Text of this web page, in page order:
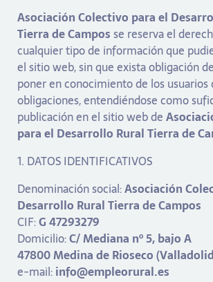
Asociación Colectivo para el
Tierra de Camposse reserva el
cualquier tipo de información que
el sitio web, sin que exista obligación
poner en conocimiento de los usuarios
obligaciones, entendiéndose como
publicación en el sitio web de
para el Desarrollo Rural Tierra de
1. DATOS IDENTIFICATIVOS
Denominación social:Asociación
Desarrollo Rural Tierra de Campos
CIF:G 47293279
Domicilio:C/ Mediana nº 5, bajo A
47800 Medina de Rioseco
e-mail:info@empleorural.es